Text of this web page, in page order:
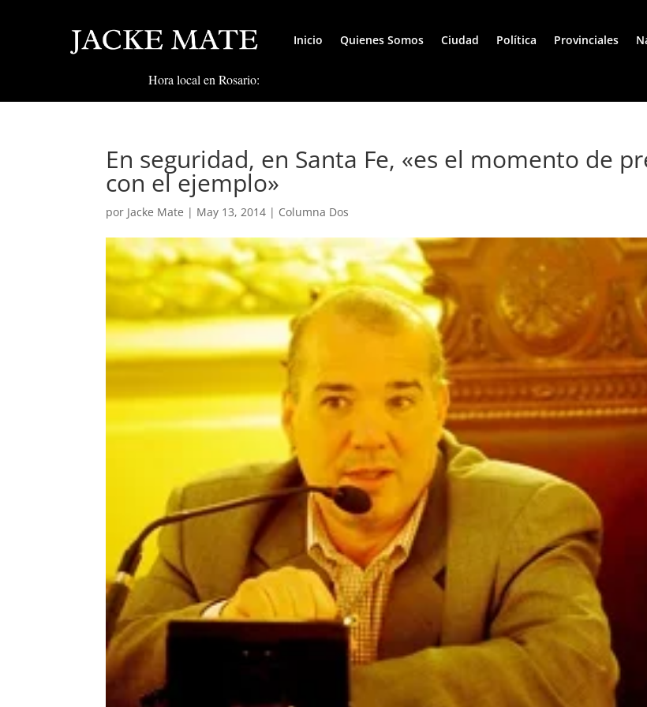
Inicio Quienes Somos Ciudad Política Provinciales
Hora local en Rosario:
En seguridad, en Santa Fe, «es el momento de
con el ejemplo»
por Jacke Mate | May 13, 2014 | Columna Dos